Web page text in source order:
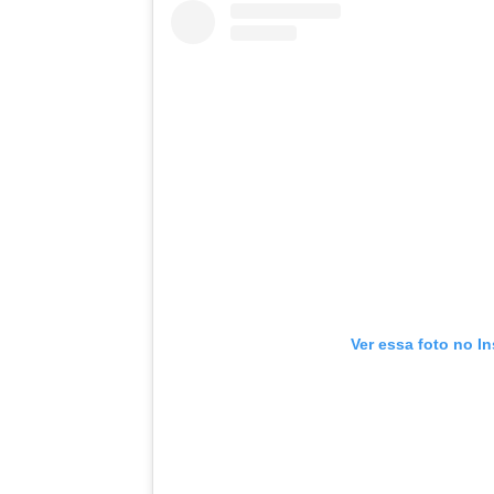
Ver essa foto no